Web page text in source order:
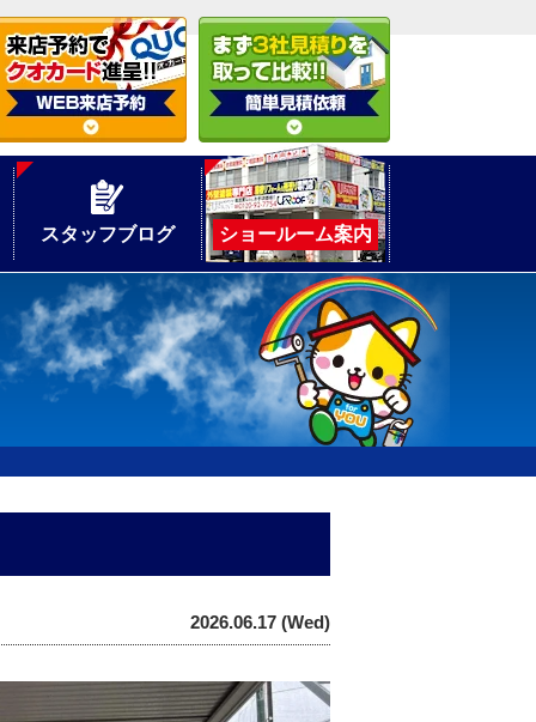
スタッフブログ ショールーム案内
2026.06.17 (Wed)